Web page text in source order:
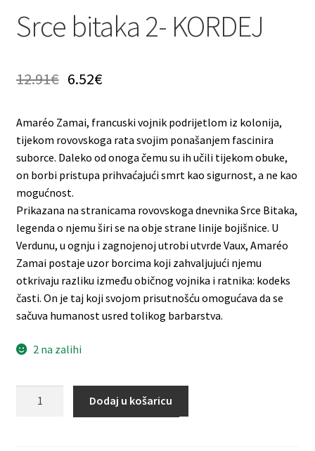
Srce bitaka 2- KORDEJ
12.91€ 6.52€
Amaréo Zamai, francuski vojnik podrijetlom iz kolonija,
tijekom rovovskoga rata svojim ponašanjem fascinira
suborce. Daleko od onoga čemu su ih učili tijekom obuke,
on borbi pristupa prihvaćajući smrt kao sigurnost, a ne kao
mogućnost.
Prikazana na stranicama rovovskoga dnevnika Srce Bitaka,
legenda o njemu širi se na obje strane linije bojišnice. U
Verdunu, u ognju i zagnojenoj utrobi utvrde Vaux, Amaréo
Zamai postaje uzor borcima koji zahvaljujući njemu
otkrivaju razliku između običnog vojnika i ratnika: kodeks
časti. On je taj koji svojom prisutnošću omogućava da se
sačuva humanost usred tolikog barbarstva.
2 na zalihi
Dodaj u košaricu